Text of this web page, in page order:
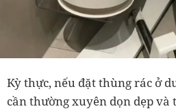
Kỳ thực, nếu đặt thùng rác ở
cần thường xuyên dọn dẹp và